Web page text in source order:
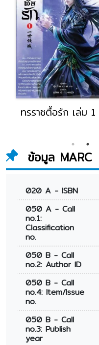
ทรราชตื๊อรัก เล่ม 1
ข้อมูล MARC
020 A - ISBN
050 A - Call
no.1:
Classification
no.
050 B - Call
no.2: Author ID
050 B - Call
no.4: Item/Issue
no.
050 B - Call
no.3: Publish
year